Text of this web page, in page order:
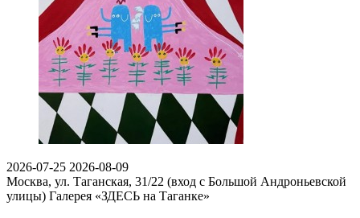
2026-07-25 2026-08-09
Москва, ул. Таганская, 31/22 (вход с Большой Андроньевской
улицы) Галерея «ЗДЕСЬ на Таганке»